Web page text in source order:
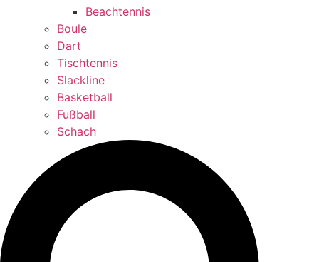
Beachtennis
Boule
Dart
Tischtennis
Slackline
Basketball
Fußball
Schach